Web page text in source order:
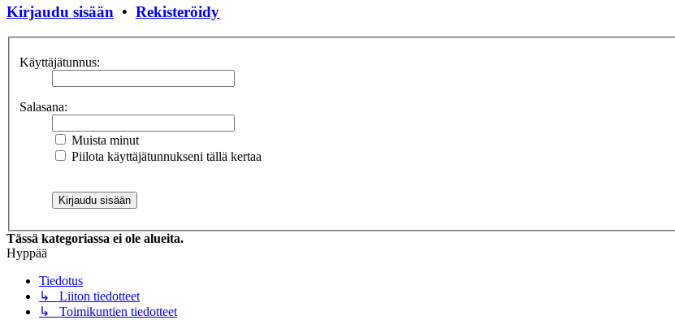
Kirjaudu sisään • Rekisteröidy
Käyttäjätunnus:
Salasana:
Muista minut
Piilota käyttäjätunnukseni tällä kertaa
Tässä kategoriassa ei ole alueita.
Hyppää
Tiedotus
↳ Liiton tiedotteet
↳ Toimikuntien tiedotteet